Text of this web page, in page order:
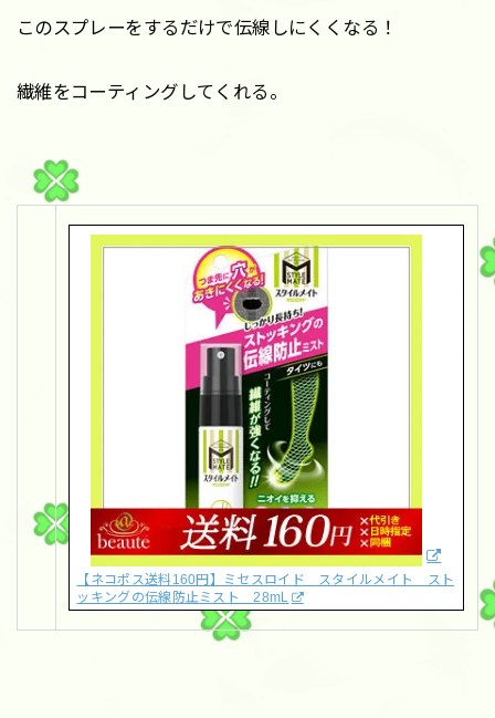
このスプレーをするだけで伝線しにくくなる！
繊維をコーティングしてくれる。
【ネコポス送料160円】ミセスロイド スタイルメイト スト
ッキングの伝線防止ミスト 28mL